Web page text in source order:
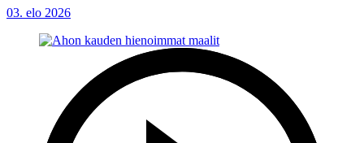
03. elo 2026